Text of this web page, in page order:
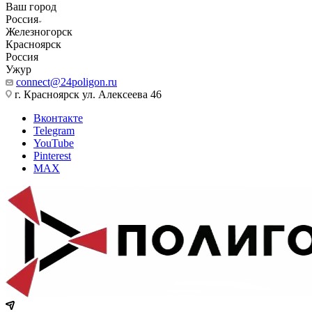
Ваш город
Россия
Железногорск
Красноярск
Россия
Ужур
connect@24poligon.ru
г. Красноярск ул. Алексеева 46
Вконтакте
Telegram
YouTube
Pinterest
MAX